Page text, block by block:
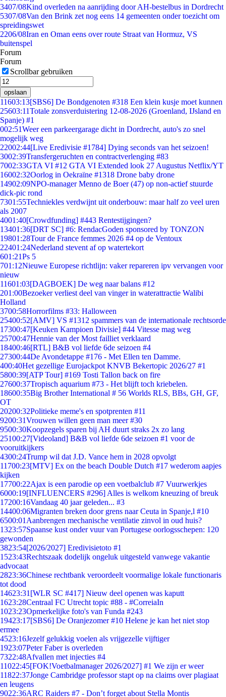
3407/08Kind overleden na aanrijding door AH-bestelbus in Dordrecht
5307/08Van den Brink zet nog eens 14 gemeenten onder toezicht om
spreidingswet
2206/08Iran en Oman eens over route Straat van Hormuz, VS
buitenspel
Forum
Forum
Scrollbar gebruiken
opslaan
11603:13[SBS6] De Bondgenoten #318 Een klein kusje moet kunnen
25603:11Totale zonsverduistering 12-08-2026 (Groenland, IJsland en
Spanje) #1
002:51Weer een parkeergarage dicht in Dordrecht, auto's zo snel
mogelijk weg
22002:44[Live Eredivisie #1784] Dying seconds van het seizoen!
3002:39Transfergeruchten en contractverlenging #83
7002:33GTA VI #12 GTA VI Extended look 27 Augustus Netflix/YT
16002:32Oorlog in Oekraïne #1318 Drone baby drone
14902:09NPO-manager Menno de Boer (47) op non-actief stuurde
dick-pic rond
7301:55Techniekles verdwijnt uit onderbouw: maar half zo veel uren
als 2007
4001:40[Crowdfunding] #443 Rentestijgingen?
13401:36[DRT SC] #6: RendacGoden sponsored by TONZON
19801:28Tour de France femmes 2026 #4 op de Ventoux
22401:24Nederland stevent af op watertekort
601:21Ps 5
701:12Nieuwe Europese richtlijn: vaker repareren ipv vervangen voor
nieuw
11601:03[DAGBOEK] De weg naar balans #12
201:00Bezoeker verliest deel van vinger in waterattractie Walibi
Holland
3700:58Horrorfilms #33: Halloween
25400:52[AMV] VS #1312 spammers van de internationale rechtsorde
17300:47[Keuken Kampioen Divisie] #44 Vitesse mag weg
25700:47Hennie van der Most failliet verklaard
18400:46[RTL] B&B vol liefde 6de seizoen #4
27300:44De Avondetappe #176 - Met Ellen ten Damme.
400:40Het gezellige Eurojackpot KNVB Bekertopic 2026/27 #1
5800:39[ATP Tour] #169 Tosti Tallon back on fire
27600:37Tropisch aquarium #73 - Het blijft toch kriebelen.
18600:35Big Brother International # 56 Worlds RLS, BBs, GH, GF,
OT
20200:32Politieke meme's en spotprenten #11
9200:31Vrouwen willen geen man meer #30
9500:30Koopzegels sparen bij AH duurt straks 2x zo lang
25100:27[Videoland] B&B vol liefde 6de seizoen #1 voor de
vooruitkijkers
4300:24Trump wil dat J.D. Vance hem in 2028 opvolgt
11700:23[MTV] Ex on the beach Double Dutch #17 wederom aapjes
kijken
17700:22Ajax is een parodie op een voetbalclub #7 Vuurwerkjes
6000:19[INFLUENCERS #296] Alles is welkom kneuzing of breuk
17200:16Vandaag 40 jaar geleden... #3
14400:06Migranten breken door grens naar Ceuta in Spanje,l #10
6500:01 Aanbrengen mechanische ventilatie zinvol in oud huis?
1323:57Spaanse kust onder vuur van Portugese oorlogsschepen: 120
gewonden
3823:54[2026/2027] Eredivisietoto #1
1523:43Rechtszaak dodelijk ongeluk uitgesteld vanwege vakantie
advocaat
2823:36Chinese rechtbank veroordeelt voormalige lokale functionaris
tot dood
14623:31 [WLR SC #417] Nieuw deel openen was kaputt
1623:28Centraal FC Utrecht topic #88 - #CorreiaIn
1023:23Opmerkelijke foto's van Funda #243
19423:17[SBS6] De Oranjezomer #10 Helene je kan het niet stop
ermee
4523:16Jezelf gelukkig voelen als vrijgezelle vijftiger
1923:07Peter Faber is overleden
7322:48Afvallen met injecties #4
11022:45[FOK!Voetbalmanager 2026/2027] #1 We zijn er weer
11822:37Jonge Cambridge professor stapt op na claims over plagiaat
en leugens
9022:36ARC Raiders #7 - Don’t forget about Stella Montis